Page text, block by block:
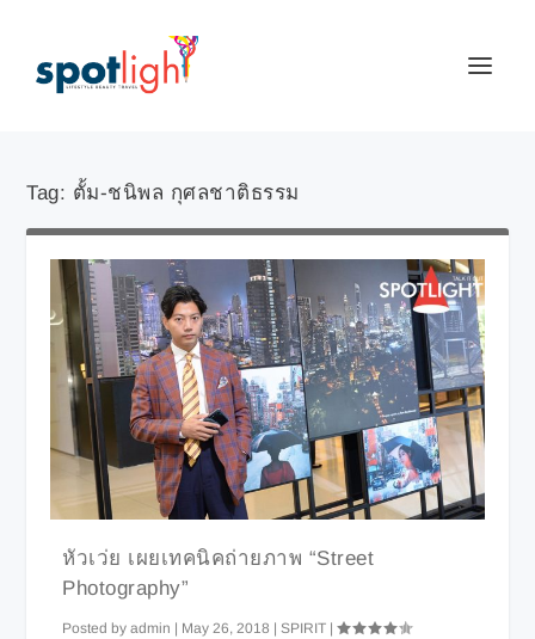
Tag: ตั้ม-ชนิพล กุศลชาติธรรม
หัวเว่ย เผยเทคนิคถ่ายภาพ “Street
Photography”
Posted byadmin | May 26, 2018 |SPIRIT |